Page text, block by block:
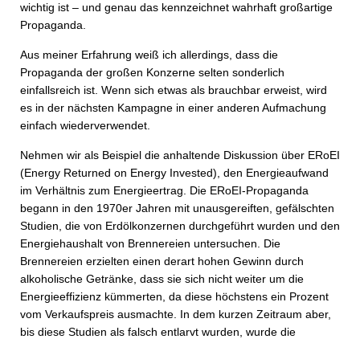
wichtig ist – und genau das kennzeichnet wahrhaft großartige
Propaganda.
Aus meiner Erfahrung weiß ich allerdings, dass die
Propaganda der großen Konzerne selten sonderlich
einfallsreich ist. Wenn sich etwas als brauchbar erweist, wird
es in der nächsten Kampagne in einer anderen Aufmachung
einfach wiederverwendet.
Nehmen wir als Beispiel die anhaltende Diskussion über ERoEI
(Energy Returned on Energy Invested), den Energieaufwand
im Verhältnis zum Energieertrag. Die ERoEI-Propaganda
begann in den 1970er Jahren mit unausgereiften, gefälschten
Studien, die von Erdölkonzernen durchgeführt wurden und den
Energiehaushalt von Brennereien untersuchen. Die
Brennereien erzielten einen derart hohen Gewinn durch
alkoholische Getränke, dass sie sich nicht weiter um die
Energieeffizienz kümmerten, da diese höchstens ein Prozent
vom Verkaufspreis ausmachte. In dem kurzen Zeitraum aber,
bis diese Studien als falsch entlarvt wurden, wurde die